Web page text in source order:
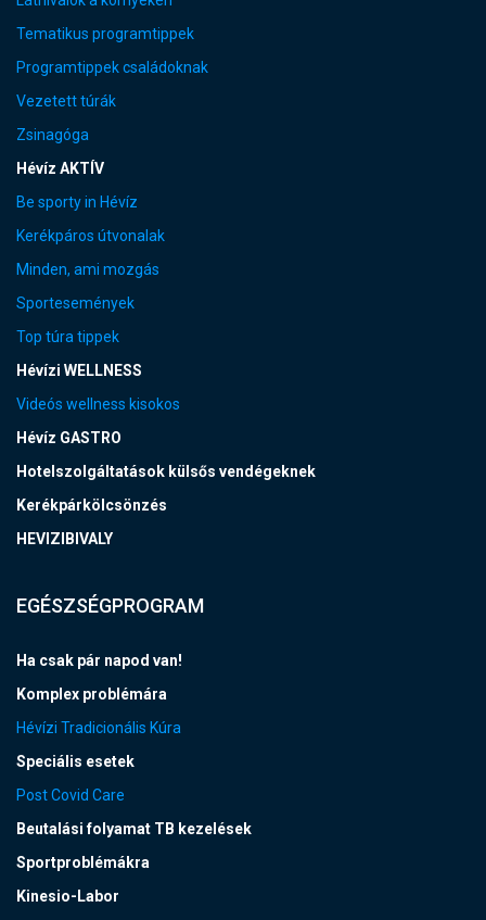
Tematikus programtippek
Programtippek családoknak
Vezetett túrák
Zsinagóga
Hévíz AKTÍV
Be sporty in Hévíz
Kerékpáros útvonalak
Minden, ami mozgás
Sportesemények
Top túra tippek
Hévízi WELLNESS
Videós wellness kisokos
Hévíz GASTRO
Hotelszolgáltatások külsős vendégeknek
Kerékpárkölcsönzés
HEVIZIBIVALY
EGÉSZSÉGPROGRAM
Ha csak pár napod van!
Komplex problémára
Hévízi Tradicionális Kúra
Speciális esetek
Post Covid Care
Beutalási folyamat TB kezelések
Sportproblémákra
Kinesio-Labor